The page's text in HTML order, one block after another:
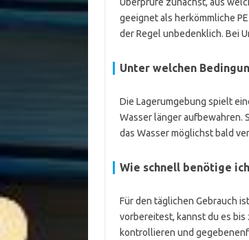
geeignet als herkömmliche
der Regel unbedenklich. Bei
Unter welchen
Die Lagerumgebung spielt
Wasser länger aufbewahren.
das Wasser möglichst bald
Wie schnell benötige
Für den täglichen Gebrauch
vorbereitest, kannst du es bis
kontrollieren und